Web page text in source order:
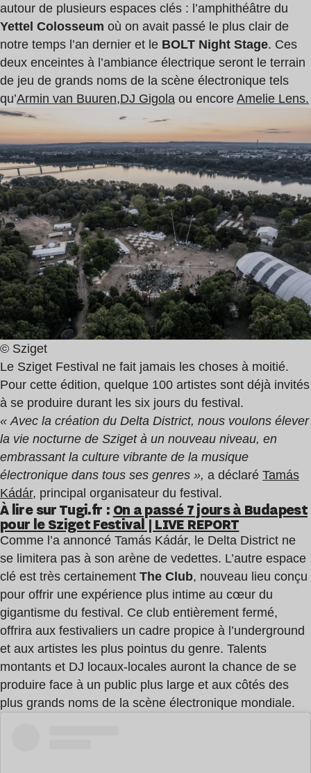
autour de plusieurs espaces clés : l’amphithéâtre du
Yettel Colosseum où on avait passé le plus clair de
notre temps l’an dernier et le BOLT Night Stage. Ces
deux enceintes à l’ambiance électrique seront le terrain
de jeu de grands noms de la scène électronique tels
qu’Armin van Buuren,DJ Gigola ou encore Amelie Lens.
© Sziget
Le Sziget Festival ne fait jamais les choses à moitié.
Pour cette édition, quelque 100 artistes sont déjà invités
à se produire durant les six jours du festival.
« Avec la création du Delta District, nous voulons élever
la vie nocturne de Sziget à un nouveau niveau, en
embrassant la culture vibrante de la musique
électronique dans tous ses genres », a déclaré Tamás
Kádár, principal organisateur du festival.
À lire sur Tugi.fr : On a passé 7 jours à Budapest
pour le Sziget Festival | LIVE REPORT
Comme l’a annoncé Tamás Kádár, le Delta District ne
se limitera pas à son arène de vedettes. L’autre espace
clé est très certainement The Club, nouveau lieu conçu
pour offrir une expérience plus intime au cœur du
gigantisme du festival. Ce club entièrement fermé,
offrira aux festivaliers un cadre propice à l’underground
et aux artistes les plus pointus du genre. Talents
montants et DJ locaux-locales auront la chance de se
produire face à un public plus large et aux côtés des
plus grands noms de la scène électronique mondiale.